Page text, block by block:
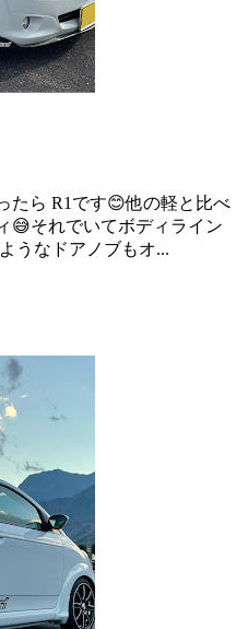
たら R1です😊他の軽と比べ
😅それでいてボディライン
うなドアノブもオ...